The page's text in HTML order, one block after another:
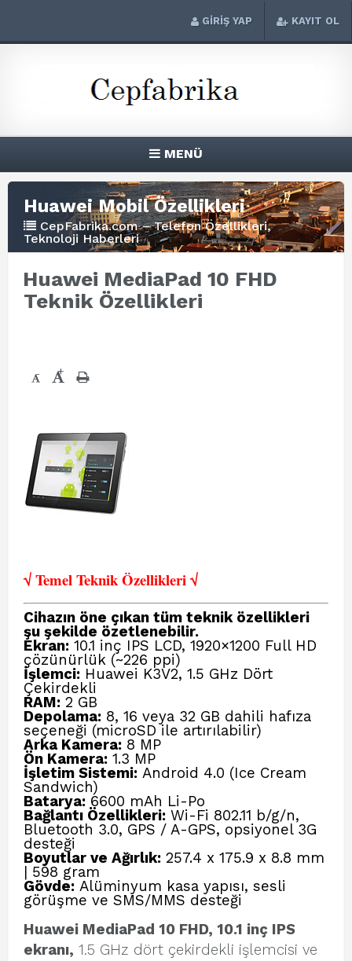
GİRİŞ YAP KAYIT OL
MENÜ
Huawei Mobil Özellikleri
CepFabrika.com – Telefon Özellikleri,
Teknoloji Haberleri
Huawei MediaPad 10 FHD
Teknik Özellikleri
- +
√ Temel Teknik Özellikleri √
Cihazın öne çıkan tüm teknik özellikleri
şu şekilde özetlenebilir.
Ekran: 10.1 inç IPS LCD, 1920×1200 Full HD
çözünürlük (~226 ppi)
İşlemci: Huawei K3V2, 1.5 GHz Dört
Çekirdekli
RAM: 2 GB
Depolama: 8, 16 veya 32 GB dahili hafıza
seçeneği (microSD ile artırılabilir)
Arka Kamera: 8 MP
Ön Kamera: 1.3 MP
İşletim Sistemi: Android 4.0 (Ice Cream
Sandwich)
Batarya: 6600 mAh Li-Po
Bağlantı Özellikleri: Wi-Fi 802.11 b/g/n,
Bluetooth 3.0, GPS / A-GPS, opsiyonel 3G
desteği
Boyutlar ve Ağırlık: 257.4 x 175.9 x 8.8 mm
| 598 gram
Gövde: Alüminyum kasa yapısı, sesli
görüşme ve SMS/MMS desteği
Huawei MediaPad 10 FHD, 10.1 inç IPS
ekranı, 1.5 GHz dört çekirdekli işlemcisi ve